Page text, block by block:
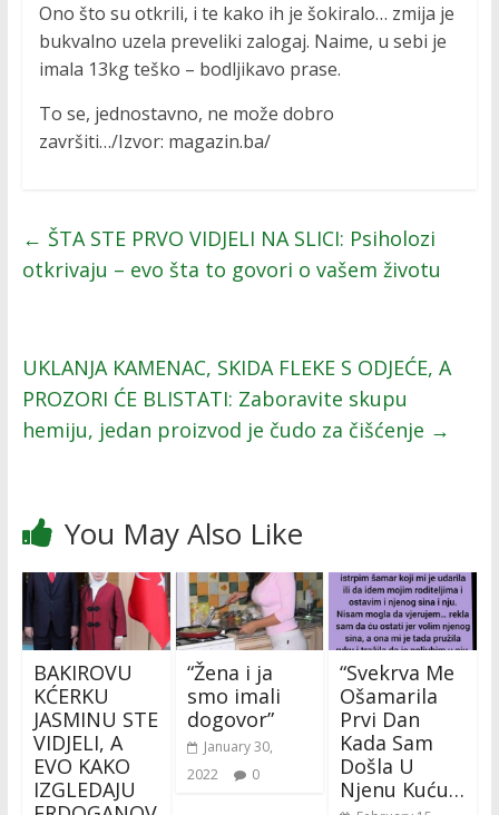
Ono što su otkrili, i te kako ih je šokiralo… zmija je
bukvalno uzela preveliki zalogaj. Naime, u sebi je
imala 13kg teško – bodljikavo prase.
To se, jednostavno, ne može dobro
završiti…/Izvor: magazin.ba/
← ŠTA STE PRVO VIDJELI NA SLICI: Psiholozi
otkrivaju – evo šta to govori o vašem životu
UKLANJA KAMENAC, SKIDA FLEKE S ODJEĆE, A
PROZORI ĆE BLISTATI: Zaboravite skupu
hemiju, jedan proizvod je čudo za čišćenje →
You May Also Like
BAKIROVU
KĆERKU
JASMINU STE
VIDJELI, A
EVO KAKO
IZGLEDAJU
“Žena i ja
smo imali
dogovor”
January 30,
2022
0
“Svekrva Me
Ošamarila
Prvi Dan
Kada Sam
Došla U
Njenu Kuću…